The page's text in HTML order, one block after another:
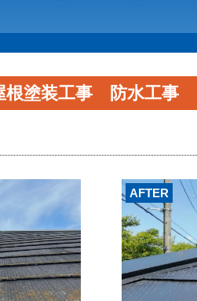
塗装工事 防水工事
AFTER